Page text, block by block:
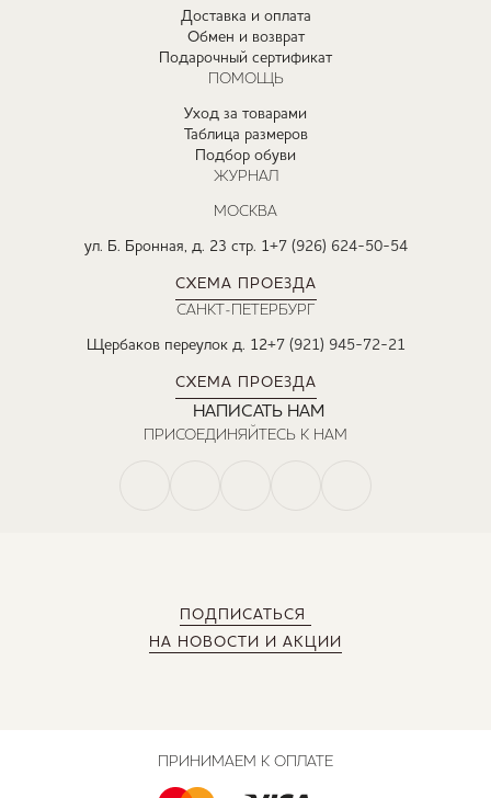
ПОДПИСАТЬСЯ
НА НОВОСТИ И АКЦИИ
Доставка и оплата
Обмен и возврат
Подарочный сертификат
ПОМОЩЬ
Уход за товарами
Таблица размеров
Подбор обуви
ЖУРНАЛ
МОСКВА
ул. Б. Бронная, д. 23 стр. 1+7 (926) 624-50-54
СХЕМА ПРОЕЗДА
САНКТ-ПЕТЕРБУРГ
Щербаков переулок д. 12+7 (921) 945-72-21
СХЕМА ПРОЕЗДА
НАПИСАТЬ НАМ
ПРИСОЕДИНЯЙТЕСЬ К НАМ
ПРИНИМАЕМ К ОПЛАТЕ